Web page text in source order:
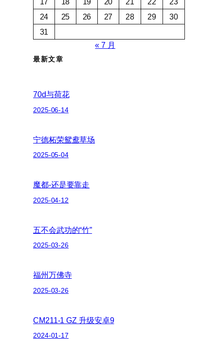
24
25 26 27 28 29
30
31
« 7 月
最新文章
70d与荷花
2025-06-14
宁德柘荣鸳鸯草场
2025-05-04
魔都-还是要靠走
2025-04-12
五不会武功的“竹”
2025-03-26
福州万佛寺
2025-03-26
CM211-1 GZ 升级安卓9
2024-01-17